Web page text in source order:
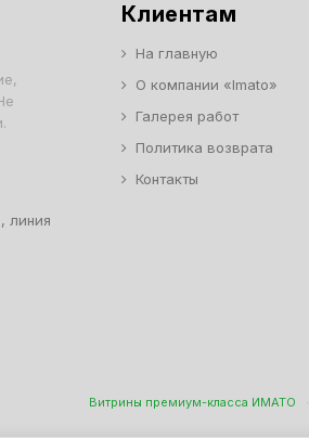
линия
Клиентам
На главную
О компании «Imato»
Галерея работ
Политика возврата
Контакты
Витрины премиум-класса ИМАТО ·